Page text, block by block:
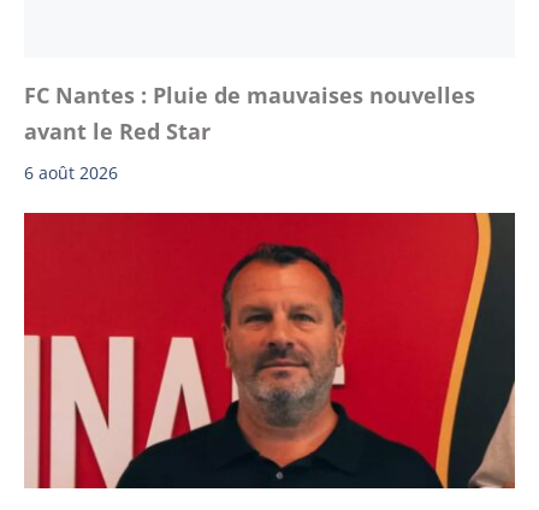
FC Nantes : Pluie de mauvaises nouvelles
avant le Red Star
6 août 2026